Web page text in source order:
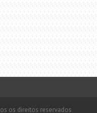
os direitos reservados